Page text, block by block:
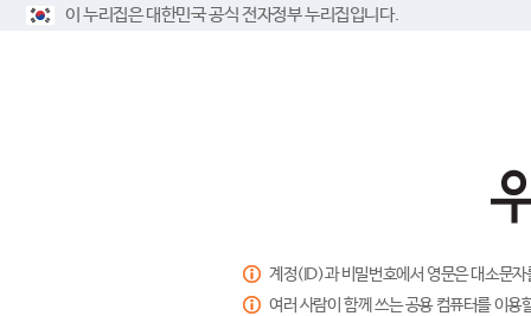
이 누리집은 대한민국 공식 전자정부 누리집입니다.
계정(ID)과 비밀번호에서 영문은 대소문
여러 사람이 함께 쓰는 공용 컴퓨터를 이